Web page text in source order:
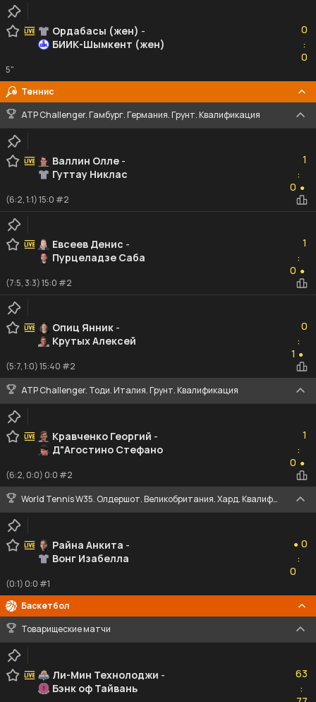
Ордабасы (жен) -
БИИК-Шымкент (жен)
0
:0
0
5"
Теннис
ATP Challenger. Гамбург. Германия. Грунт. Квалификация
Валлин Олле -
Гуттау Никлас
1
:
0 ●
(6:2, 1:1) 15:0 #2
Евсеев Денис -
Пурцеладзе Саба
1
:
0 ●
(7:5, 3:3) 15:0 #2
Опиц Янник -
Крутых Алексей
0
:
1 ●
(5:7, 1:0) 15:40 #2
ATP Challenger. Тоди. Италия. Грунт. Квалификация
Кравченко Георгий -
Д"Агостино Стефано
1
:
0 ●
(6:2, 0:0) 0:0 #2
World Tennis W35. Олдершот. Великобритания. Хард. Квалификация
Райна Анкита -
Вонг Изабелла
● 0
:
0
(0:1) 0:0 #1
Баскетбол
Товарищеские матчи
Ли-Мин Технолоджи -
Бэнк оф Тайвань
63
:77